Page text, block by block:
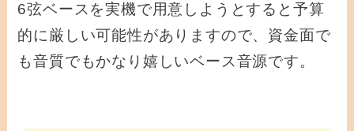
6弦ベースを実機で用意しようとすると予算
的に厳しい可能性がありますので、資金面で
も音質でもかなり嬉しいベース音源です。